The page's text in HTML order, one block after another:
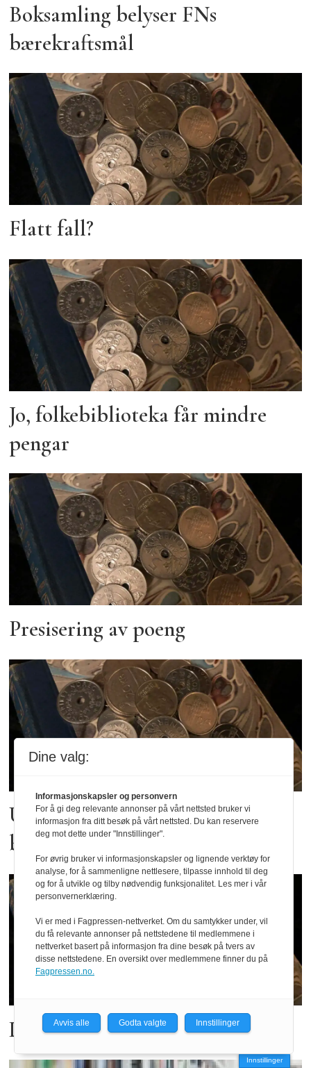
Boksamling belyser FNs
bærekraftsmål
Flatt fall?
Jo, folkebiblioteka får mindre
pengar
Presisering av poeng
Ufullstendig om løyvingar til
bibliotek
Det er nedgang!!
Innstillinger
Dine valg:
Informasjonskapsler og personvern
For å gi deg relevante annonser på vårt nettsted bruker vi
informasjon fra ditt besøk på vårt nettsted. Du kan reservere
deg mot dette under "Innstillinger".
For øvrig bruker vi informasjonskapsler og lignende verktøy for
analyse, for å sammenligne nettlesere, tilpasse innhold til deg
og for å utvikle og tilby nødvendig funksjonalitet. Les mer i vår
personvernerklæring.
Vi er med i Fagpressen-nettverket. Om du samtykker under, vil
du få relevante annonser på nettstedene til medlemmene i
nettverket basert på informasjon fra dine besøk på tvers av
disse nettstedene. En oversikt over medlemmene finner du på
Fagpressen.no.
Avvis alle Godta valgte Innstillinger